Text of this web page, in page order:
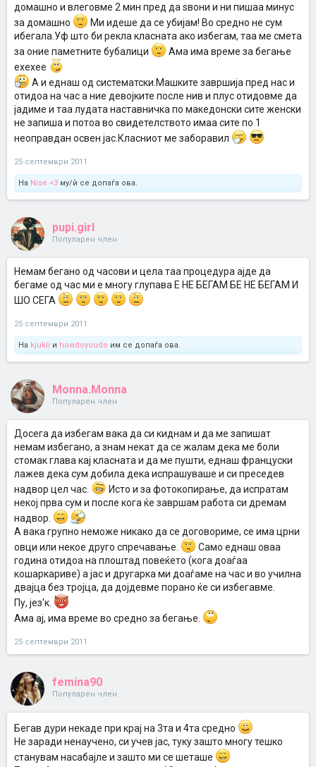
домашно и влеговме 2 мин пред да ѕвони и ни пишаа минус
за домашно
Ми идеше да се убијам! Во средно не сум
ибегала.Уф што би рекла класната ако избегам, таа ме смета
за оние паметните бубалици
Ама има време за бегање
ехехее
А и еднаш од систематски.Машките завршија пред нас и
отидоа на час а ние девојките после нив и плус отидовме да
јадиме и таа лудата наставничка по македонски сите женски
не запиша и потоа во свидетелството имаа сите по 1
неоправдан освен јас.Класниот ме заборавил
25 септември 2011
На Nise <3 му/ѝ се допаѓа ова.
pupi.girl
Популарен член
Немам бегано од часови и цела таа процедура ајде да
бегаме од час ми е многу глупава Е НЕ БЕГАМ БЕ НЕ БЕГАМ И
ШО СЕГА
25 септември 2011
На kjukli и howdoyoudo им се допаѓа ова.
Monna.Monna
Популарен член
Досега да избегам вака да си киднам и да ме запишат
немам избегано, а знам некат да се жалам дека ме боли
стомак глава кај класната и да ме пушти, еднаш француски
лажев дека сум добила дека испрашуваше и си преседев
надвор цел час.
Исто и за фотокопирање, да испратам
некој прва сум и после кога ќе завршам работа си дремам
надвор.
А вака групно неможе никако да се договориме, се има црни
овци или некое друго спречавање.
Само еднаш оваа
година отидоа на плоштад повеќето (кога доаѓаа
кошаркариве) а јас и другарка ми доаѓаме на час и во училна
двајца без тројца, да дојдевме порано ќе си избегавме.
Пу, јез'к.
Ама ај, има време во средно за бегање.
25 септември 2011
femina90
Популарен член
Бегав дури некаде при крај на 3та и 4та средно
Не заради ненаучено, си учев јас, туку зашто многу тешко
станувам насабајле и зашто ми се шеташе